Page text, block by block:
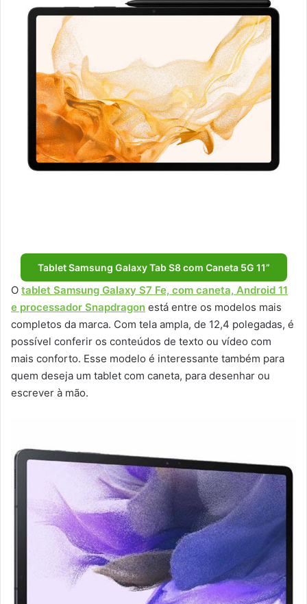
Tablet Samsung Galaxy Tab S8 com Caneta 5G 11”
O tablet Samsung Galaxy S7 Fe, com caneta, Android 11
e processador Snapdragon está entre os modelos mais
completos da marca. Com tela ampla, de 12,4 polegadas, é
possível conferir os conteúdos de texto ou vídeo com
mais conforto. Esse modelo é interessante também para
quem deseja um tablet com caneta, para desenhar ou
escrever à mão.